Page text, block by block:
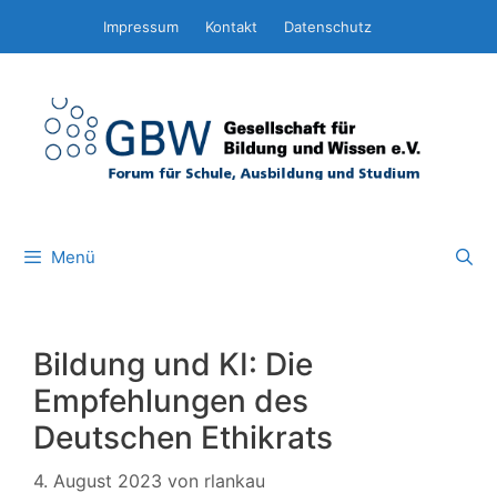
springen
Impressum Kontakt Datenschutz
Menü
Bildung und KI: Die
Empfehlungen des
Deutschen Ethikrats
4. August 2023 von rlankau